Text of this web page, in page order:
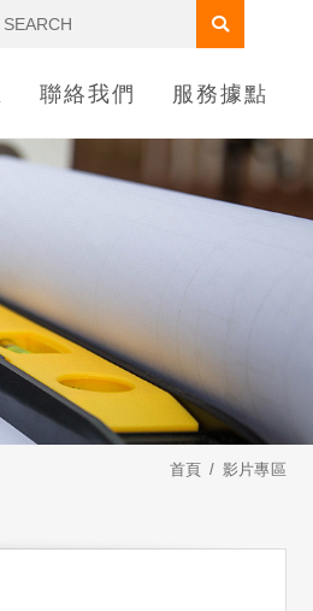
聯絡我們 服務據點
首頁 影片專區